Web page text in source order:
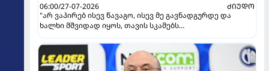
06:00/27-07-2026
ᲫᲘᲣᲓᲝ
"არ ვაპირებ ისევ წავაგო, ისევ მე გავნადგურდე და
ხალხი მშვიდად იყოს, თავის სკამებს